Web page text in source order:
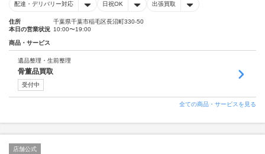
配達・デリバリー対応 日祝OK 出張買取
住所
千葉県千葉市稲毛区長沼町330-50
本日の営業状況 10:00〜19:00
商品・サービス
遺品整理・生前整理
骨董品買取
受付中
全ての商品・サービスを見る
店舗公式